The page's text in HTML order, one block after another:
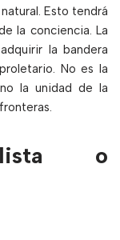
Esto tendrá
la conciencia. La
la bandera
No es la
la unidad de la
o